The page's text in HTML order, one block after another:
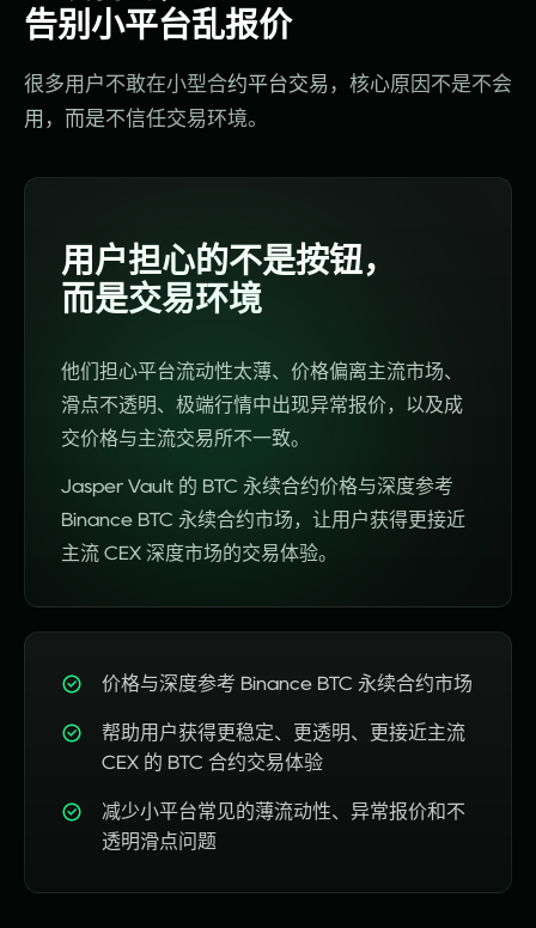
告别小平台乱报价
很多用户不敢在小型合约平台交易 ， 核心原因 不是不会
用 ， 而是不信任交易环境。
用户担心的不是按钮，
而是交易环境
他们担心平台流动性太薄、价格偏离主流市场、
滑点不透明、极端行情中出现异常报价，以及成
交价格与主流交易所不一致。
Jasper Vault 的 BTC 永续合约价格与深度参考
Binance BTC 永续合约市场，让用户获得更接近
主流 CEX 深度市场的交易体验。
价格与深度参考 Binance BTC 永续合约市场
帮助用户获得更稳定、更透明、更接近主流
CEX 的 BTC 合约交易体验
减少小平台常见的薄流动性、异常报价和不
透明滑点问题